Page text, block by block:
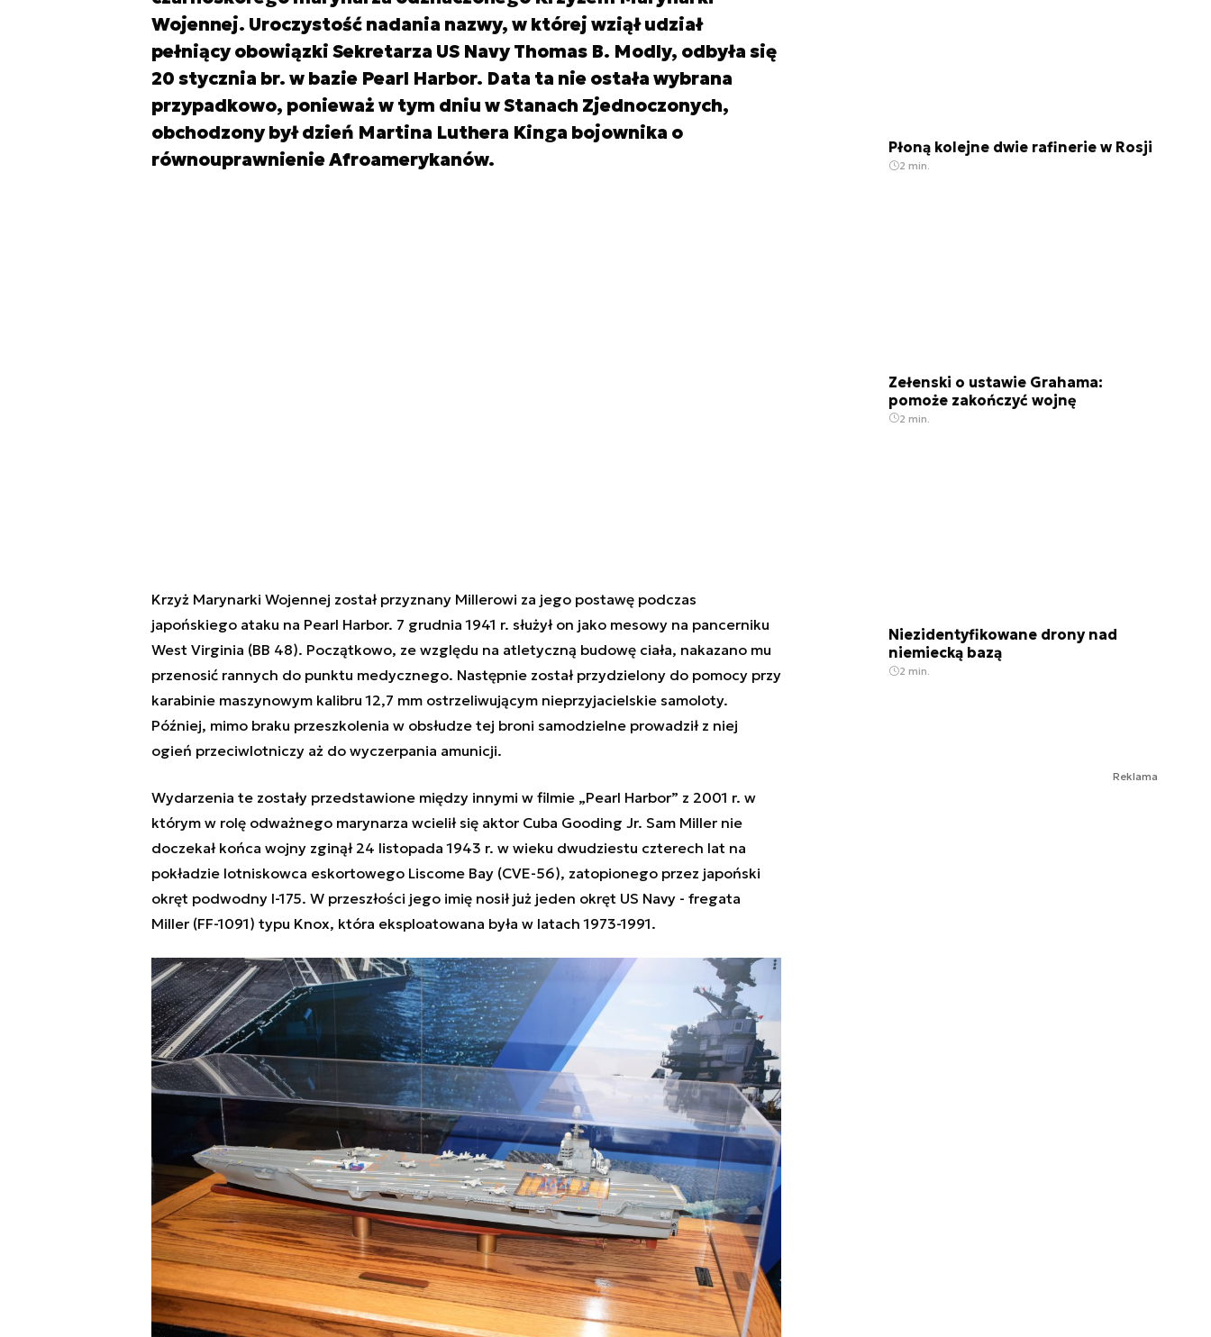
Wojennej. Uroczystość nadania nazwy, w której wziął udział
pełniący obowiązki Sekretarza US Navy Thomas B. Modly, odbyła się
20 stycznia br. w bazie Pearl Harbor. Data ta nie ostała wybrana
przypadkowo, ponieważ w tym dniu w Stanach Zjednoczonych,
obchodzony był dzień Martina Luthera Kinga bojownika o
równouprawnienie Afroamerykanów.
Krzyż Marynarki Wojennej został przyznany Millerowi za jego postawę podczas
japońskiego ataku na Pearl Harbor. 7 grudnia 1941 r. służył on jako mesowy na pancerniku
West Virginia (BB 48). Początkowo, ze względu na atletyczną budowę ciała, nakazano mu
przenosić rannych do punktu medycznego. Następnie został przydzielony do pomocy przy
karabinie maszynowym kalibru 12,7 mm ostrzeliwującym nieprzyjacielskie samoloty.
Później, mimo braku przeszkolenia w obsłudze tej broni samodzielne prowadził z niej
ogień przeciwlotniczy aż do wyczerpania amunicji.
Wydarzenia te zostały przedstawione między innymi w filmie „Pearl Harbor” z 2001 r. w
którym w rolę odważnego marynarza wcielił się aktor Cuba Gooding Jr. Sam Miller nie
doczekał końca wojny zginął 24 listopada 1943 r. w wieku dwudziestu czterech lat na
pokładzie lotniskowca eskortowego Liscome Bay(CVE-56), zatopionego przez japoński
okręt podwodny I-175. W przeszłości jego imię nosił już jeden okręt US Navy - fregata
Miller(FF-1091) typu Knox, która eksploatowana była w latach 1973-1991.
Płoną kolejne dwie rafinerie w Rosji
2 min.
Zełenski o ustawie Grahama:
pomoże zakończyć wojnę
2 min.
Niezidentyfikowane drony nad
niemiecką bazą
2 min.
Reklama